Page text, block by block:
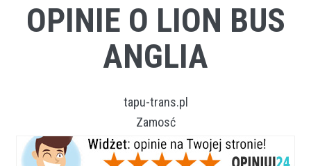
OPINIE O LION BUS
ANGLIA
tapu-trans.pl
Zamosć